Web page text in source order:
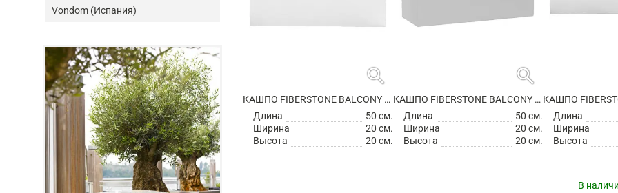
search
КАШПО FIBERSTONE BALCONY S GLOSSY WHITE
Длина
50 см.
Ширина
20 см.
Высота
20 см.
search
КАШПО FIBERSTONE BALCONY S MATT WHITE
Длина
50 см.
Ширина
20 см.
Высота
20 см.
Длина
Ширина
Высота
В
Vondom (Испания)